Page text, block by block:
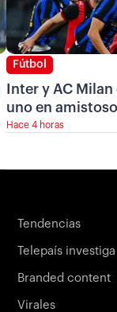
Fútbol
Inter y AC
uno en
Hace 4 horas
Tendencias
Telepaís investiga
Branded content
Virales